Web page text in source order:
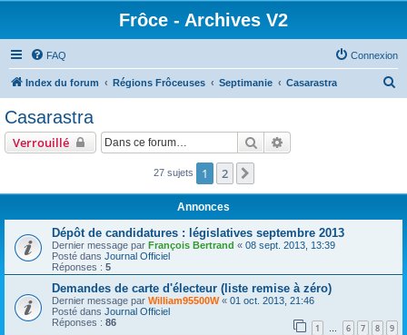
Frôce - Archives V2
FAQ Connexion
Index du forum Régions Frôceuses Septimanie Casarastra
r
Casarastra
Verrouillé Rechercher
27 sujets 1 2
Annonces
Dépôt de candidatures : législatives septembre 2013
Dernier message par François Bertrand « 08 sept. 2013, 13:39
Posté dans Journal Officiel
Réponses : 5
Demandes de carte d'électeur (liste remise à zéro)
Dernier message par William95500W« 01 oct. 2013, 21:46
Posté dans Journal Officiel
Réponses : 86 1 … 6 7 8 9